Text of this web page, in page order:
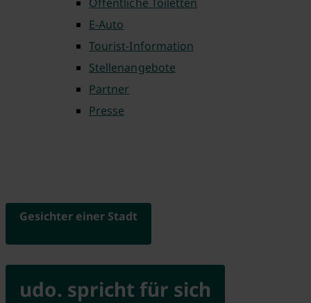
E-Auto
Tourist-Information
Stellenangebote
Partner
Presse
udo. spricht für sich
Gesichter einer Stadt